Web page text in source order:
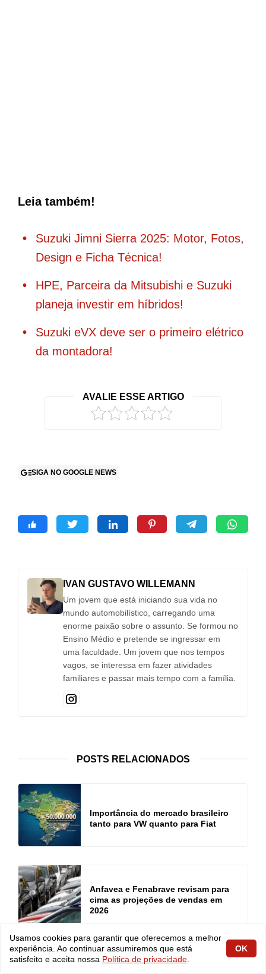
Leia também!
Suzuki Jimni Sierra 2025: Motor, Fotos,
Design e Ficha Técnica!
HPE, Parceira da Mitsubishi e Suzuki
planeja investir em híbridos!
Suzuki eVX deve ser o primeiro elétrico
da montadora!
AVALIE ESSE ARTIGO
SIGA NO GOOGLE NEWS
IVAN GUSTAVO WILLEMANN
Um jovem que está iniciando sua vida no
mundo automobilístico, carregando uma
enorme paixão sobre o assunto. Se formou no
Ensino Médio e pretende se ingressar em
uma faculdade. Um jovem que nos tempos
vagos, se interessa em fazer atividades
familiares e passar mais tempo com a família.
POSTS RELACIONADOS
Importância do mercado brasileiro
tanto para VW quanto para Fiat
Anfavea e Fenabrave revisam para
cima as projeções de vendas em
2026
Usamos cookies para garantir que oferecemos a melhor
experiência. Ao continuar assumiremos que está
satisfeito e aceita nossa Política de privacidade
OK